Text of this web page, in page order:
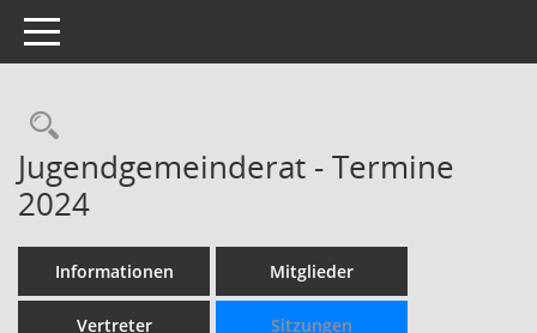
Toggle navigation
Rechercheauswahl
Jugendgemeinderat - Termine
2024
Informationen Mitglieder
Vertreter Sitzungen